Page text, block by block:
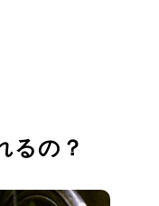
るの？